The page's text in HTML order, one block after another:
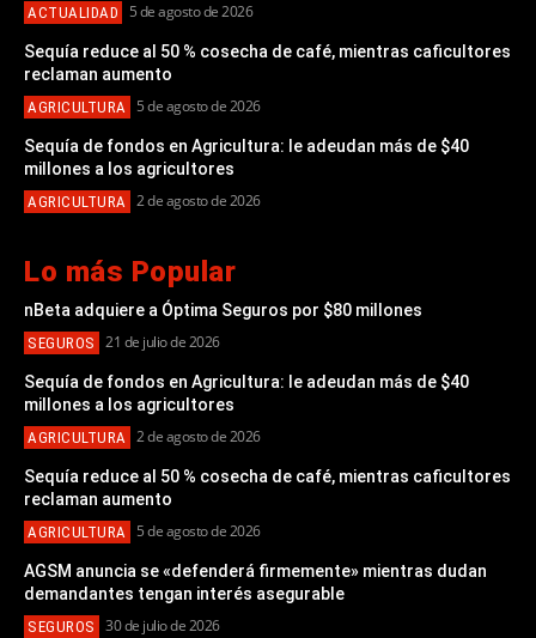
ACTUALIDAD 5 de agosto de 2026
Sequía reduce al 50 % cosecha de café, mientras caficultores
reclaman aumento
AGRICULTURA 5 de agosto de 2026
Sequía de fondos en Agricultura: le adeudan más de $40
millones a los agricultores
AGRICULTURA 2 de agosto de 2026
Lo más Popular
nBeta adquiere a Óptima Seguros por $80 millones
SEGUROS 21 de julio de 2026
Sequía de fondos en Agricultura: le adeudan más de $40
millones a los agricultores
AGRICULTURA 2 de agosto de 2026
Sequía reduce al 50 % cosecha de café, mientras caficultores
reclaman aumento
AGRICULTURA 5 de agosto de 2026
AGSM anuncia se «defenderá firmemente» mientras dudan
demandantes tengan interés asegurable
SEGUROS 30 de julio de 2026